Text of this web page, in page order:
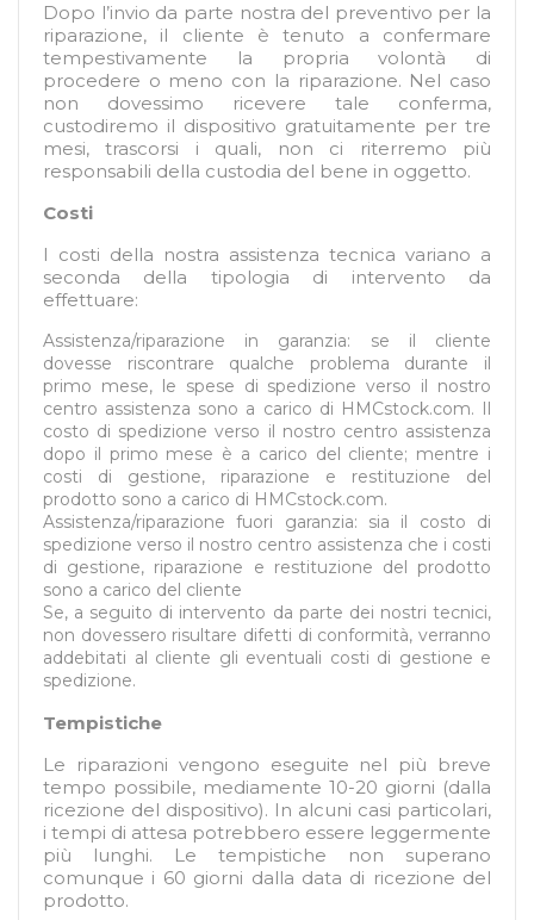
Dopo l’invio da parte nostra del preventivo per la
riparazione, il cliente è tenuto a confermare
tempestivamente la propria volontà di
procedere o meno con la riparazione. Nel caso
non dovessimo ricevere tale conferma,
custodiremo il dispositivo gratuitamente per tre
mesi, trascorsi i quali, non ci riterremo più
responsabili della custodia del bene in oggetto.
Costi
I costi della nostra assistenza tecnica variano a
seconda della tipologia di intervento da
effettuare:
Assistenza/riparazione in garanzia: se il cliente
dovesse riscontrare qualche problema durante il
primo mese, le spese di spedizione verso il nostro
centro assistenza sono a carico di HMCstock.com. Il
costo di spedizione verso il nostro centro assistenza
dopo il primo mese è a carico del cliente; mentre i
costi di gestione, riparazione e restituzione del
prodotto sono a carico di HMCstock.com.
Assistenza/riparazione fuori garanzia: sia il costo di
spedizione verso il nostro centro assistenza che i costi
di gestione, riparazione e restituzione del prodotto
sono a carico del cliente
Se, a seguito di intervento da parte dei nostri tecnici,
non dovessero risultare difetti di conformità, verranno
addebitati al cliente gli eventuali costi di gestione e
spedizione.
Tempistiche
Le riparazioni vengono eseguite nel più breve
tempo possibile, mediamente 10-20 giorni (dalla
ricezione del dispositivo). In alcuni casi particolari,
i tempi di attesa potrebbero essere leggermente
più lunghi. Le tempistiche non superano
comunque i 60 giorni dalla data di ricezione del
prodotto.